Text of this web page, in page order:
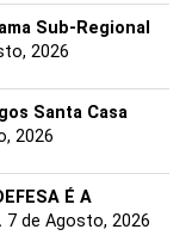
Nelson
o respeito, a
que
mais humana e
Praça do
por um dia.
Sub-Regional
2026
Santa Casa
2026
É A
7 de Agosto, 2026